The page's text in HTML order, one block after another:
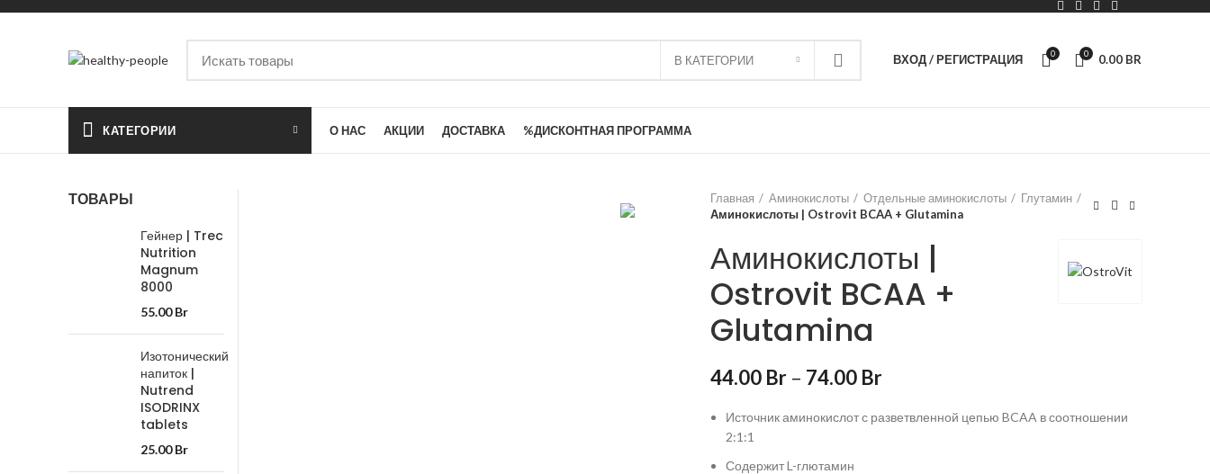
В КАТЕГОРИИ ВХОД / РЕГИСТРАЦИЯ 0 0 0.00 BR
КАТЕГОРИИ О НАС АКЦИИ ДОСТАВКА %ДИСКОНТНАЯ ПРОГРАММА
Главная Аминокислоты Отдельные аминокислоты
Глутамин
Аминокислоты | Ostrovit BCAA + Glutamina
Аминокислоты |
Ostrovit BCAA +
Glutamina
44.00 Br– 74.00 Br
Источник аминокислот с разветвленной цепью BCAA в соотношении
2:1:1
Содержит L-глютамин
ТОВАРЫ
Гейнер | Trec
Nutrition
Magnum
8000
55.00Br
Изотонический
напиток |
Nutrend
ISODRINX
tablets
25.00Br